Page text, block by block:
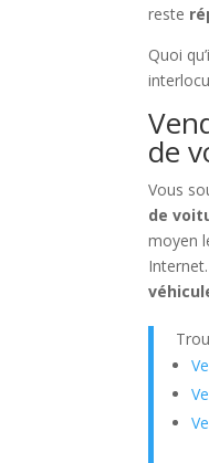
reste
Quoi
de
Vous
de
moyen